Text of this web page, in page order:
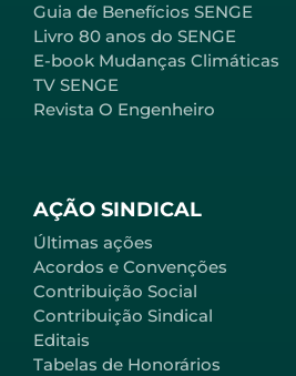
AÇÃO SINDICAL
Últimas ações
Acordos e Convenções
Contribuição Social
Contribuição Sindical
Editais
Tabelas de Honorários
Guia de Benefícios SENGE
Livro 80 anos do SENGE
E-book Mudanças Climáticas
TV SENGE
Revista O Engenheiro